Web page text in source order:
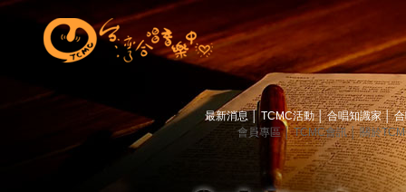
最新消息 TCMC活動│ 合唱知識家│
會員專區│ TCMC會訊│ 關於